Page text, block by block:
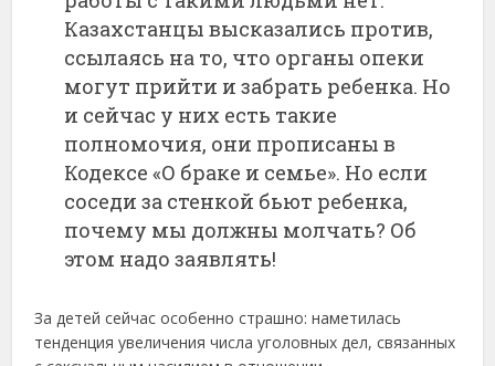
Казахстанцы высказались против,
ссылаясь на то, что органы опеки
могут прийти и забрать ребенка. Но
и сейчас у них есть такие
полномочия, они прописаны в
Кодексе «О браке и семье». Но если
соседи за стенкой бьют ребенка,
почему мы должны молчать? Об
этом надо заявлять!
За детей сейчас особенно страшно: наметилась
тенденция увеличения числа уголовных дел, связанных